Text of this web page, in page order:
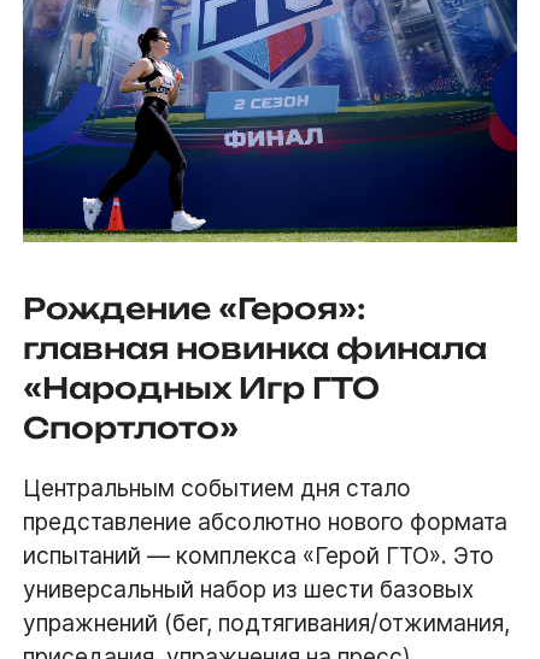
Рождение «Героя»:
главная новинка финала
«Народных Игр ГТО
Спортлото»
Центральным событием дня стало
представление абсолютно нового формата
испытаний — комплекса «Герой ГТО». Это
универсальный набор из шести базовых
упражнений (бег, подтягивания/отжимания,